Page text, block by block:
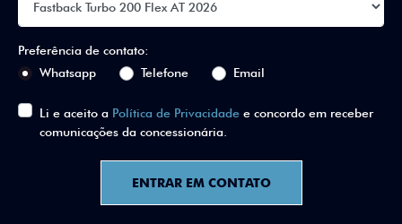
Preferência de contato:
Whatsapp
Telefone Email
Li e aceito a Política de Privacidade e concordo em receber
comunicações da concessionária.
ENTRAR EM CONTATO